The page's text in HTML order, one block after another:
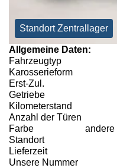
Standort Zentrallager
Allgemeine Daten:
Fahrzeugtyp
Karosserieform
Erst-Zul.
Getriebe
Kilometerstand
Anzahl der Türen
Farbe
andere
Standort
Lieferzeit
Unsere Nummer